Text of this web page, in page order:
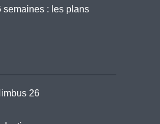
semaines : les plans
26